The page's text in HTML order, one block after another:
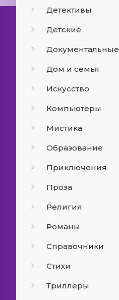
Детективы
Детские
Документальные
Дом и семья
Искусство
Компьютеры
Мистика
Образование
Приключения
Проза
Религия
Романы
Справочники
Стихи
Триллеры